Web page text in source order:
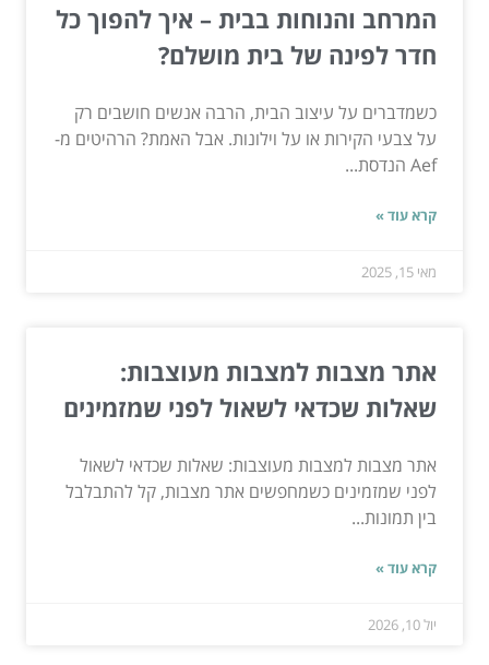
המרחב והנוחות בבית – איך להפוך כל
חדר לפינה של בית מושלם?
כשמדברים על עיצוב הבית, הרבה אנשים חושבים רק
על צבעי הקירות או על וילונות. אבל האמת? הרהיטים מ-
Aef הנדסת...
קרא עוד »
מאי 15, 2025
אתר מצבות למצבות מעוצבות:
שאלות שכדאי לשאול לפני שמזמינים
אתר מצבות למצבות מעוצבות: שאלות שכדאי לשאול
לפני שמזמינים כשמחפשים אתר מצבות, קל להתבלבל
בין תמונות...
קרא עוד »
יול 10, 2026